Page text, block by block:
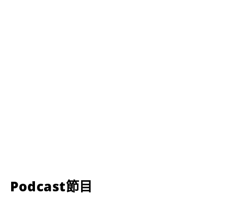
Podcast節目